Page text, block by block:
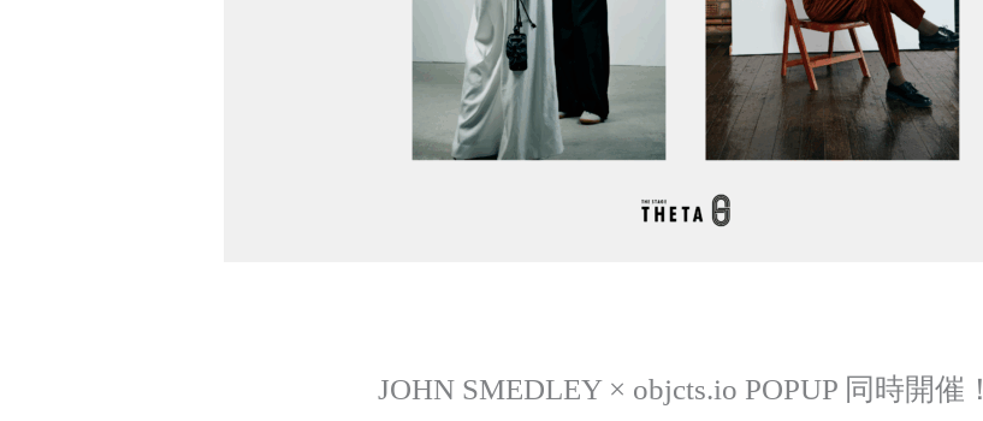
JOHN SMEDLEY × objcts.io POPUP 同時開催！